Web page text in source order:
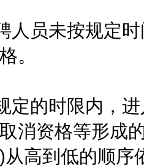
员未按规定时
。
的时限内，进
消资格等形成
高到低的顺序